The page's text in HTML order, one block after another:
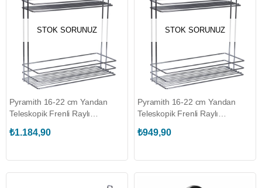
STOK SORUNUZ
Pyramith 16-22 cm Yandan
Teleskopik Frenli Raylı
₺1.184,90
STOK SORUNUZ
Pyramith 16-22 cm Yandan
Teleskopik Frenli Raylı
₺949,90